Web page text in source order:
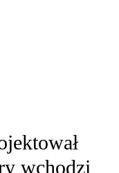
wchodzi